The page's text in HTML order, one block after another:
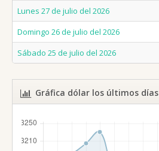
Lunes 27 de julio del 2026
Domingo 26 de julio del 2026
Sábado 25 de julio del 2026
Gráfica dólar los últimos días